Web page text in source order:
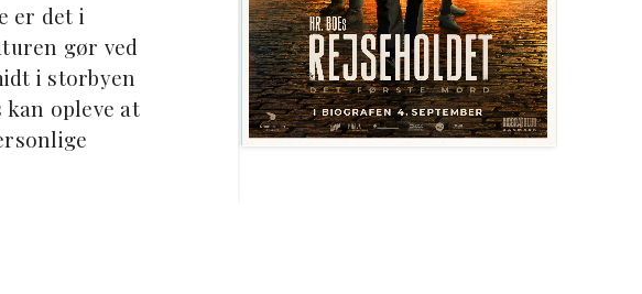
er det i
gør ved
i storbyen
opleve at